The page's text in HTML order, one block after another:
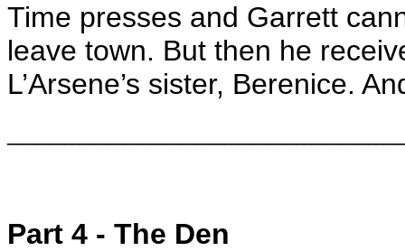
Time presses and Garrett
leave town. But then he
L’Arsene’s sister, Berenice.
Part 4 - The Den